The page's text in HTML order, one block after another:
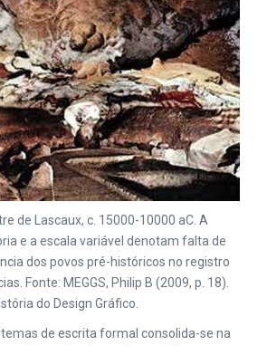
de Lascaux, c. 15000-10000 aC. A
e a escala variável denotam falta de
dos povos pré-históricos no registro
Fonte: MEGGS, Philip B (2009, p. 18).
do Design Gráfico.
de escrita formal consolida-se na